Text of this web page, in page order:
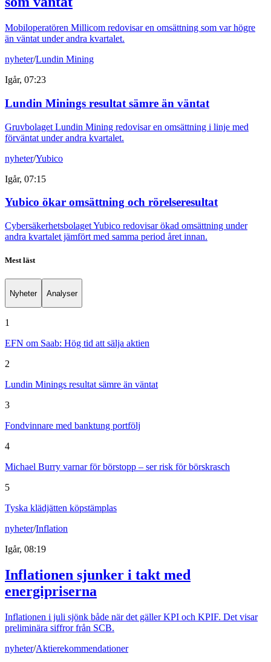
Mobiloperatören Millicom redovisar en omsättning som var högre
än väntat under andra kvartalet.
nyheter/Lundin Mining
Igår, 07:23
Lundin Minings resultat sämre än väntat
Gruvbolaget Lundin Mining redovisar en omsättning i linje med
förväntat under andra kvartalet.
nyheter/Yubico
Igår, 07:15
Yubico ökar omsättning och rörelseresultat
Cybersäkerhetsbolaget Yubico redovisar ökad omsättning under
andra kvartalet jämfört med samma period året innan.
Mest läst
Nyheter Analyser
1
EFN om Saab: Hög tid att sälja aktien
2
Lundin Minings resultat sämre än väntat
3
Fondvinnare med banktung portfölj
4
Michael Burry varnar för börstopp – ser risk för börskrasch
5
Tyska klädjätten köpstämplas
nyheter/Inflation
Igår, 08:19
Inflationen sjunker i takt med
energipriserna
Inflationen i juli sjönk både när det gäller KPI och KPIF. Det visar
preliminära siffror från SCB.
nyheter/Aktierekommendationer